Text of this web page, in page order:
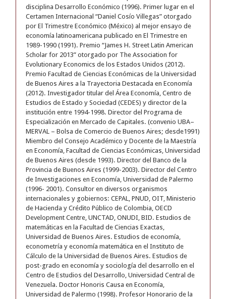
disciplina Desarrollo Económico (1996). Primer lugar en el
Certamen Internacional “Daniel Cosío Villegas” otorgado
por El Trimestre Económico (México) al mejor ensayo de
economía latinoamericana publicado en El Trimestre en
1989-1990 (1991). Premio “James H. Street Latin American
Scholar for 2013” otorgado por The Association for
Evolutionary Economics de los Estados Unidos (2012).
Premio Facultad de Ciencias Económicas de la Universidad
de Buenos Aires a la Trayectoria Destacada en Economía
(2012). Investigador titular del Área Economía, Centro de
Estudios de Estado y Sociedad (CEDES) y director de la
institución entre 1994-1998. Director del Programa de
Especialización en Mercado de Capitales. (convenio UBA–
MERVAL – Bolsa de Comercio de Buenos Aires; desde1991)
Miembro del Consejo Académico y Docente de la Maestría
en Economía, Facultad de Ciencias Económicas, Universidad
de Buenos Aires (desde 1993). Director del Banco de la
Provincia de Buenos Aires (1999-2003). Director del Centro
de Investigaciones en Economía, Universidad de Palermo
(1996- 2001). Consultor en diversos organismos
internacionales y gobiernos: CEPAL, PNUD, OIT, Ministerio
de Hacienda y Crédito Público de Colombia, OECD
Development Centre, UNCTAD, ONUDI, BID. Estudios de
matemáticas en la Facultad de Ciencias Exactas,
Universidad de Buenos Aires. Estudios de economía,
econometría y economía matemática en el Instituto de
Cálculo de la Universidad de Buenos Aires. Estudios de
post-grado en economía y sociología del desarrollo en el
Centro de Estudios del Desarrollo, Universidad Central de
Venezuela. Doctor Honoris Causa en Economía,
Universidad de Palermo (1998). Profesor Honorario de la